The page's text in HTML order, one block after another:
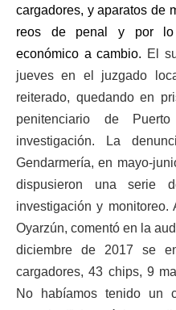
cargadores, y aparatos de
reos de penal y por lo
económico a cambio. El
jueves en el juzgado
reiterado, quedando en
penitenciario de
investigación. La
Gendarmería, en mayo-
dispusieron una serie
investigación y
Oyarzún, comentó en la
diciembre de 2017 se
cargadores, 43 chips, 9
No habíamos tenido un